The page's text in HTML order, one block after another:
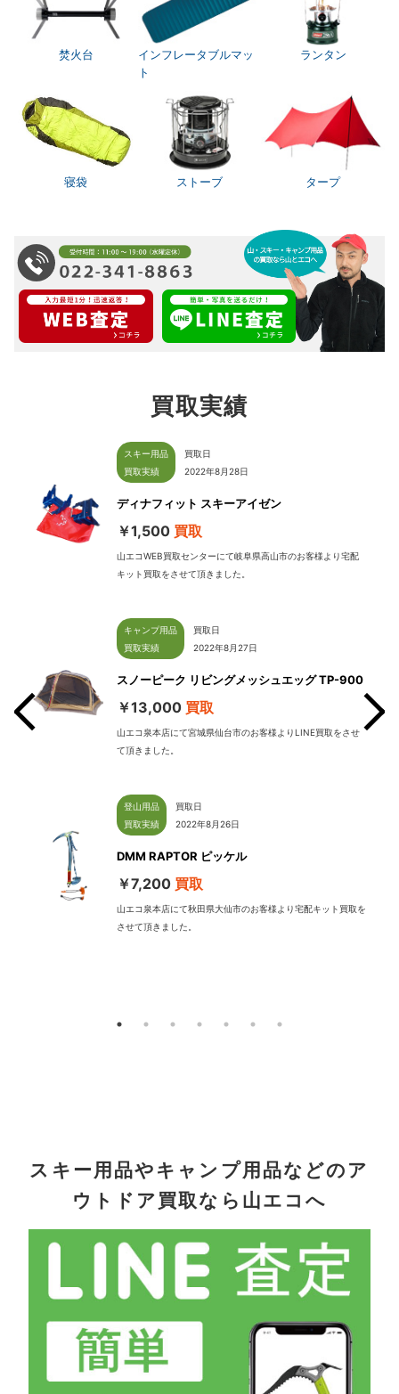
焚火台
インフレータブルマッ
ト
ランタン
寝袋 ストーブ タープ
買取実績
スキー用品
買取実績
買取日
2022年8月28日
ディナフィット スキーアイゼン
￥1,500 買取
山エコWEB買取センターにて岐阜県高山市のお客様より宅配
キット買取をさせて頂きました。
キャンプ用品
買取実績
買取日
2022年8月27日
スノーピーク リビングメッシュエッグ TP-900
￥13,000 買取
山エコ泉本店にて宮城県仙台市のお客様よりLINE買取をさせ
て頂きました。
登山用品
買取実績
買取日
2022年8月26日
DMM RAPTOR ピッケル
￥7,200 買取
山エコ泉本店にて秋田県大仙市のお客様より宅配キット買取を
させて頂きました。
スキー用品やキャンプ用品などのア
ウトドア買取なら山エコへ